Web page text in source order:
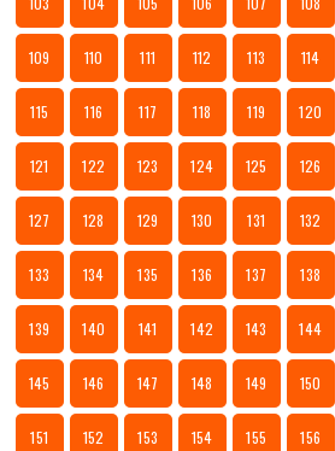
109 110 111 112 113 114
115 116 117 118 119 120
121 122 123 124 125 126
127 128 129 130 131 132
133 134 135 136 137 138
139 140 141 142 143 144
145 146 147 148 149 150
151 152 153 154 155 156